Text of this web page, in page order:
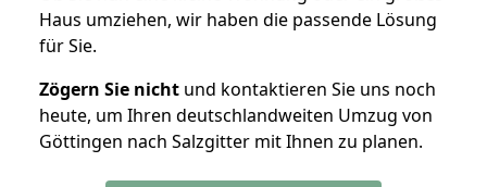
Haus umziehen, wir haben die passende Lösung
für Sie.
Zögern Sie nicht und kontaktieren Sie uns noch
heute, um Ihren deutschlandweiten Umzug von
Göttingen nach Salzgitter mit Ihnen zu planen.